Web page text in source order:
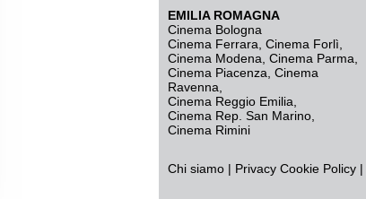
EMILIA ROMAGNA
Cinema Bologna
Cinema Ferrara Cinema Forlì
Cinema Modena Cinema Parma
Cinema Piacenza Cinema
Ravenna
Cinema Reggio Emilia
Cinema Rep. San Marino
Cinema Rimini
Chi siamo | Privacy Cookie Policy |